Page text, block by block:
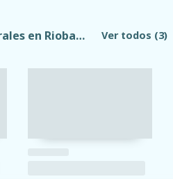
Gestores culturales en Riobamba Ver todos (3)